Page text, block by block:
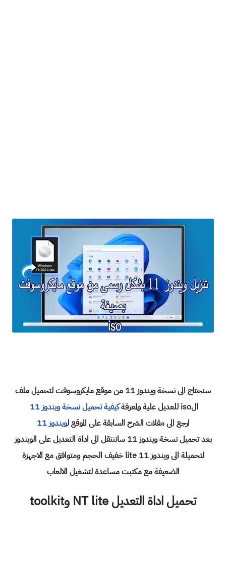
سنحتاج الى نسخة ويندوز 11 من موقع مايكروسوفت لتحميل ملف
الiso للعديل علية ولمعرفة
كيفية تحميل نسخة ويندوز 11
ارجع الى مقلات الشرح السابقة على الموقع لويندوز 11
بعد تحميل نسخة ويندوز 11 ساننتقل الى اداة التعديل على الويندوز
لتحميلة الى ويندوز 11 lite خفيف الحجم ومتوافق مع الاجهزة
الضعيفة مع مكتبت مساعدة لتشغيل الالعاب
تحميل اداة التعديل NT lite وtoolkit